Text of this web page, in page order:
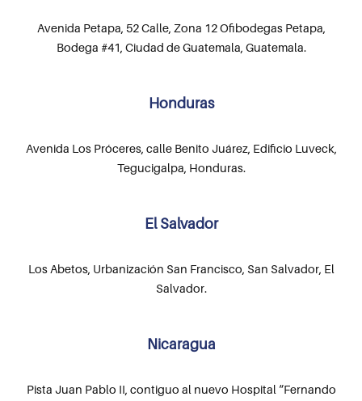
Avenida Petapa, 52 Calle, Zona 12 Ofibodegas Petapa,
Bodega #41, Ciudad de Guatemala, Guatemala.
Honduras
Avenida Los Próceres, calle Benito Juárez, Edificio Luveck,
Tegucigalpa, Honduras.
El Salvador
Los Abetos, Urbanización San Francisco, San Salvador, El
Salvador.
Nicaragua
Pista Juan Pablo II, contiguo al nuevo Hospital “Fernando